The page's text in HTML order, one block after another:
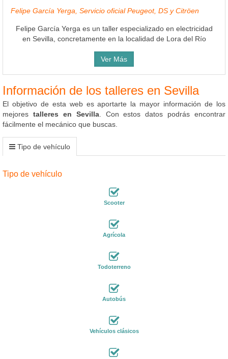
Felipe García Yerga, Servicio oficial Peugeot, DS y Citröen
Felipe García Yerga es un taller especializado en electricidad
en Sevilla, concretamente en la localidad de Lora del Río
Ver Más
Información de los talleres en Sevilla
El objetivo de esta web es aportarte la mayor información de los
mejores talleres en Sevilla. Con estos datos podrás encontrar
fácilmente el mecánico que buscas.
Tipo de vehículo
Tipo de vehículo
Scooter
Agrícola
Todoterreno
Autobús
Vehículos clásicos